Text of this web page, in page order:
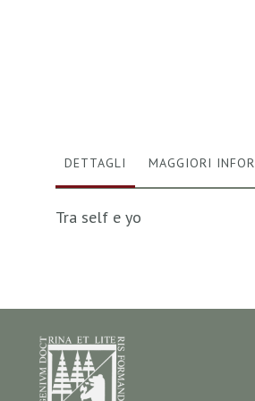
immagini
DETTAGLI
Tra self e yo
MAGGIORI